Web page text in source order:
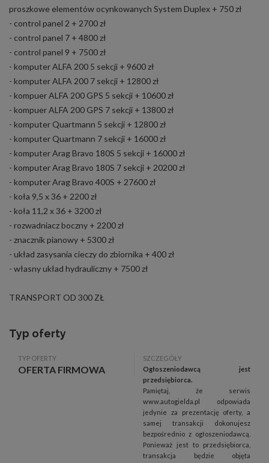
proszkowe elementów ocynkowanych System Duplex + 750 zł
- control panel 2 + 2700 zł
- control panel 7 + 4800 zł
- control panel 9 + 7500 zł
- komputer ALFA 200 5 sekcji + 9600 zł
- komputer ALFA 200 7 sekcji + 12800 zł
- kompuer ALFA 200 GPS 5 sekcji + 10600 zł
- kompuer ALFA 200 GPS 7 sekcji + 13800 zł
- komputer Quartmann 5 sekcji + 12800 zł
- komputer Quartmann 7 sekcji + 16000 zł
- komputer Arag Bravo 180S 5 sekcji + 16000 zł
- komputer Arag Bravo 180S 7 sekcji + 20200 zł
- komputer Arag Bravo 400S + 27600 zł
- koła 9,5 x 36 + 2200 zł
- koła 11,2 x 36 + 3200 zł
- rozwadniacz boczny + 2200 zł
- znacznik pianowy + 5300 zł
- układ zasysania cieczy do zbiornika + 400 zł
- własny układ hydrauliczny + 7500 zł
TRANSPORT OD 300 ZŁ
Typ oferty
TYP OFERTY
OFERTA FIRMOWA
SZCZEGÓŁY
Ogłoszeniodawcą jest
przedsiębiorca.
Pamiętaj, że serwis
www.autogielda.pl odpowiada
jedynie za prezentację oferty, a
samej transakcji dokonujesz
bezpośrednio z ogłoszeniodawcą.
Ponieważ jest to przedsiębiorca,
transakcja będzie objęta